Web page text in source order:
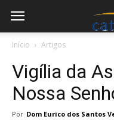
Início Artigos
Vigília da
Nossa
Por Dom Eurico dos Santos